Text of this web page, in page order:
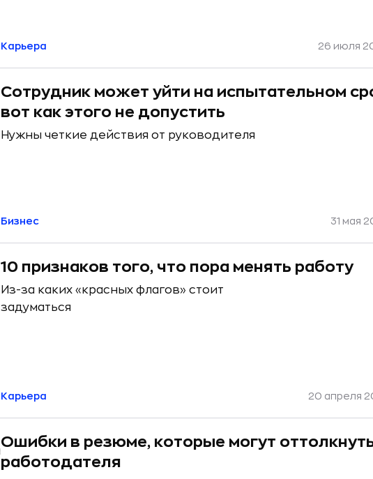
Карьера 26 июля
Cотрудник может уйти на испытательном
вот как этого не допустить
Нужны четкие действия от руководителя
Бизнес 31 мая
10 признаков того, что пора менять работу
Из-за каких «красных флагов» стоит
задуматься
Карьера 20 апреля
Ошибки в резюме, которые могут
работодателя